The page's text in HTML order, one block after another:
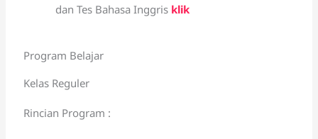
dan Tes Bahasa Inggris klik
Program Belajar
Kelas Reguler
Rincian Program :